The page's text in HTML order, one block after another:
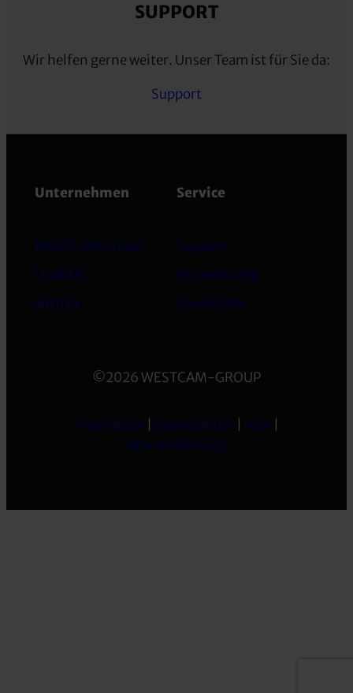
SUPPORT
Wir helfen gerne weiter. Unser Team ist für Sie da:
Support
Unternehmen
WESTCAM Group
Qualität
Partner
Service
Support
Fernwartung
Downloads
©2026 WESTCAM-GROUP
Impressum Datenschutz AGB
Whistleblowing